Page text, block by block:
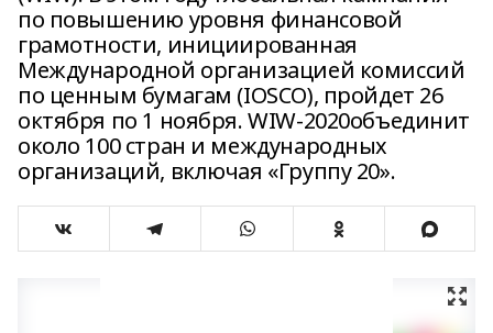
по повышению уровня финансовой
грамотности, инициированная
Международной организацией комиссий
по ценным бумагам (IOSCO), пройдет 26
октября по 1 ноября. WIW-2020объединит
около 100 стран и международных
организаций, включая «Группу 20».